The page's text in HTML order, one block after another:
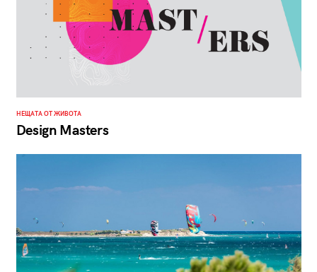
НЕЩАТА ОТ ЖИВОТА
Design Masters